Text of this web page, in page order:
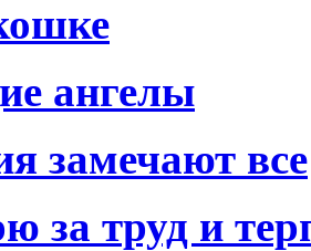
ангелы
замечают все
за труд и